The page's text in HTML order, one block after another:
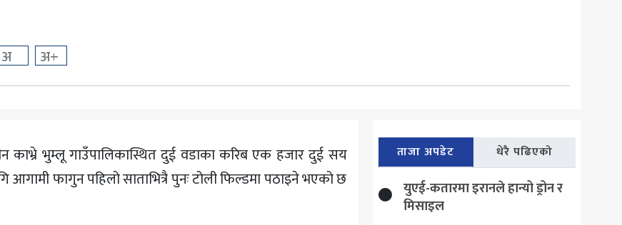
अ अ+
काभ्रे भुम्लू गाउँपालिकास्थित दुई वडाका करिब एक हजार दुई सय
फागुन पहिलो साताभित्रै पुनः टोली फिल्डमा पठाइने भएको छ
ताजा अपडेट धेरै पढिएको
युएई-कतारमा इरानले हान्यो ड्रोन र
मिसाइल